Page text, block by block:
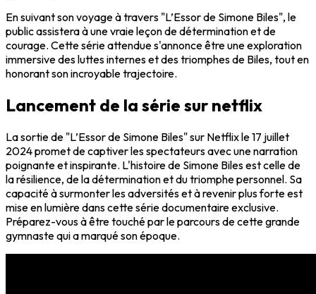
En suivant son voyage à travers "L’Essor de Simone Biles", le
public assistera à une vraie leçon de détermination et de
courage. Cette série attendue s'annonce être une exploration
immersive des luttes internes et des triomphes de Biles, tout en
honorant son incroyable trajectoire.
Lancement de la série sur netflix
La sortie de "L’Essor de Simone Biles" sur Netflix le 17 juillet
2024 promet de captiver les spectateurs avec une narration
poignante et inspirante. L'histoire de Simone Biles est celle de
la résilience, de la détermination et du triomphe personnel. Sa
capacité à surmonter les adversités et à revenir plus forte est
mise en lumière dans cette série documentaire exclusive.
Préparez-vous à être touché par le parcours de cette grande
gymnaste qui a marqué son époque.